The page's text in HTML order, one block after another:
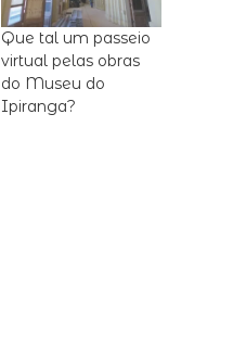
Que tal um passeio
virtual pelas obras
do Museu do
Ipiranga?